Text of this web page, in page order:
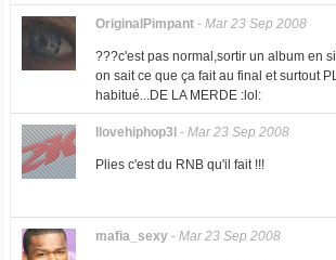
OriginalPimpant- Mar 23 Sep 2008
???c'est pas normal,sortir un album en
on sait ce que ça fait au final et surtout
habitué...DE LA MERDE :lol:
Ilovehiphop3l - Mar 23 Sep 2008
Plies c'est du RNB qu'il fait !!!
mafia_sexy- Mar 23 Sep 2008